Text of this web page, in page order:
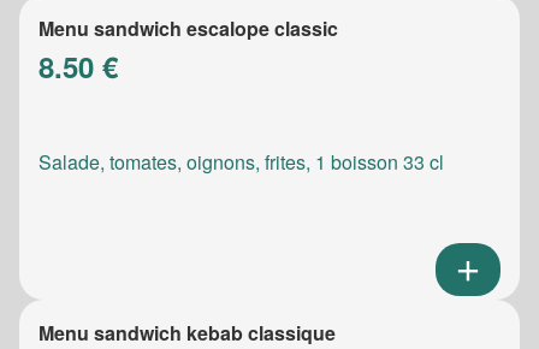
Menu sandwich escalope classic
8.50 €
Salade, tomates, oignons, frites, 1 boisson 33 cl
Menu sandwich kebab classique